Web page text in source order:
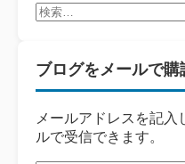
検
ブログをメールで購
メールアドレスを記
ルで受信できます。